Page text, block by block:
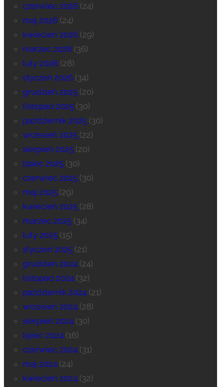
czerwiec 2026(24)
maj 2026(24)
kwiecień 2026(29)
marzec 2026(36)
luty 2026(28)
styczeń 2026(34)
grudzień 2025(20)
listopad 2025(30)
październik 2025(30)
wrzesień 2025(22)
sierpień 2025(20)
lipiec 2025(30)
czerwiec 2025(30)
maj 2025(29)
kwiecień 2025(28)
marzec 2025(34)
luty 2025(15)
styczeń 2025(21)
grudzień 2024(24)
listopad 2024(32)
październik 2024(21)
wrzesień 2024(28)
sierpień 2024(30)
lipiec 2024(16)
czerwiec 2024(31)
maj 2024(24)
kwiecień 2024(32)